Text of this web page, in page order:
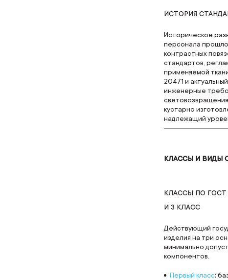
ИСТОРИЯ
Историческое
персонала
контрастных
стандартов,
применяемой
20471 и
инженерные
кустарно
надлежащий
КЛАССЫ И ВИДЫ
КЛАССЫ ПО ГОСТ
И 3 КЛАСС
Действующий
изделия на три
минимально
компонентов.
Первый класс: